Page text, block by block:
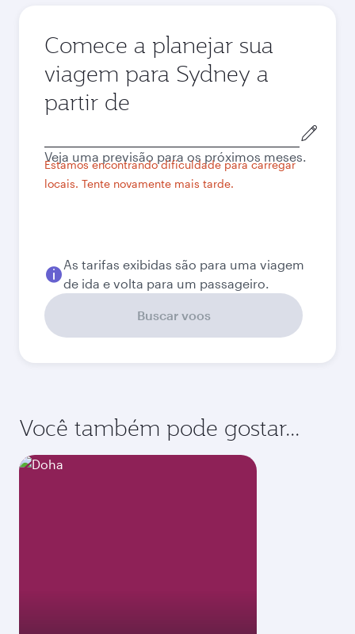
Comece a planejar sua
viagem para Sydney a
partir de
de
origem
Estamos encontrando dificuldade para carregar
locais. Tente novamente mais tarde.
Veja uma previsão para os próximos meses.
As tarifas exibidas são para uma viagem
de ida e volta para um passageiro.
Buscar voos
Você também pode gostar...